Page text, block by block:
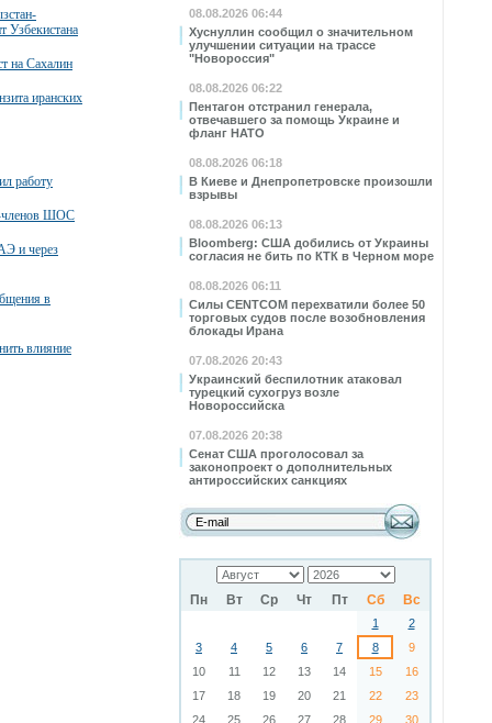
08.08.2026 06:44
Хуснуллин сообщил о значительном
улучшении ситуации на трассе
"Новороссия"
08.08.2026 06:22
Пентагон отстранил генерала,
отвечавшего за помощь Украине и
фланг НАТО
08.08.2026 06:18
В Киеве и Днепропетровске произошли
взрывы
08.08.2026 06:13
Bloomberg: США добились от Украины
согласия не бить по КТК в Черном море
08.08.2026 06:11
Силы CENTCOM перехватили более 50
торговых судов после возобновления
блокады Ирана
07.08.2026 20:43
Украинский беспилотник атаковал
турецкий сухогруз возле
Новороссийска
07.08.2026 20:38
Сенат США проголосовал за
законопроект о дополнительных
антироссийских санкциях
Пн Вт Ср Чт Пт Сб Вс
1
2
3
4 5 6 7 8
9
10
11 12 13 14 15
16
17
18 19 20 21 22
23
24
25 26 27 28 29 30
Узбекистана
на Сахалин
иранских
работу
членов ШОС
и через
в
влияние